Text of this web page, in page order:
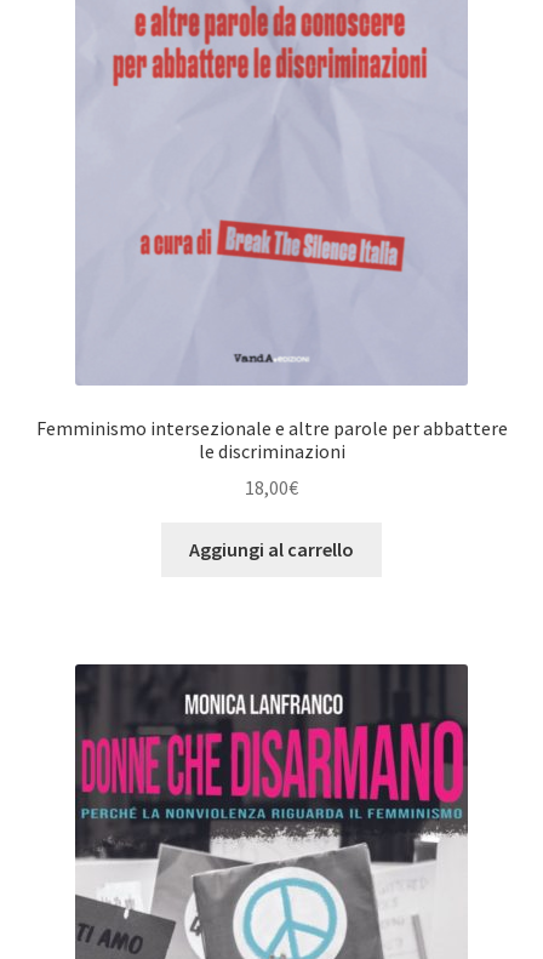
Femminismo intersezionale e altre parole per abbattere
le discriminazioni
18,00€
Aggiungi al carrello